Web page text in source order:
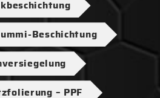
Beschichtung
– PPF